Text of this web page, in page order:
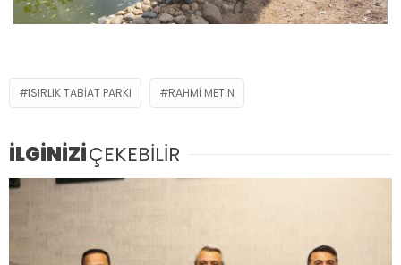
ISIRLIK TABIAT PARKI RAHMI METIN
İLGİNİZİÇEKEBİLİR